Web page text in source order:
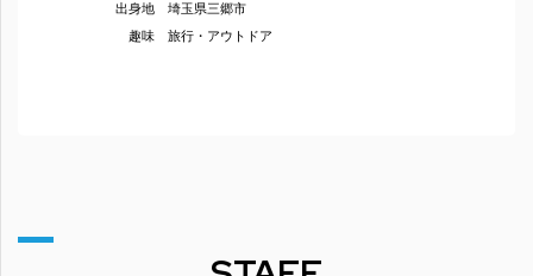
出身地
埼玉県三郷市
趣味
旅行・アウトドア